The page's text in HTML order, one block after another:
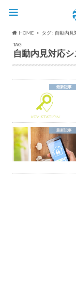
HOME
タグ : 自動内見
TAG
自動内見対応
最新記事
最新記事